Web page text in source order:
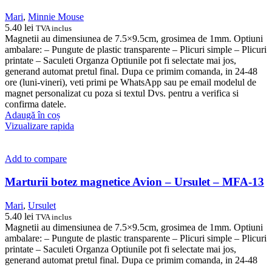
Mari, Minnie Mouse
5.40 lei TVA inclus
Magnetii au dimensiunea de 7.5×9.5cm, grosimea de 1mm. Optiuni
ambalare: – Pungute de plastic transparente – Plicuri simple – Plicuri
printate – Saculeti Organza Optiunile pot fi selectate mai jos,
generand automat pretul final. Dupa ce primim comanda, in 24-48
ore (luni-vineri), veti primi pe WhatsApp sau pe email modelul de
magnet personalizat cu poza si textul Dvs. pentru a verifica si
confirma datele.
Adaugă în coș
Vizualizare rapida
Add to compare
Marturii botez magnetice Avion – Ursulet – MFA-13
Mari, Ursulet
5.40 lei TVA inclus
Magnetii au dimensiunea de 7.5×9.5cm, grosimea de 1mm. Optiuni
ambalare: – Pungute de plastic transparente – Plicuri simple – Plicuri
printate – Saculeti Organza Optiunile pot fi selectate mai jos,
generand automat pretul final. Dupa ce primim comanda, in 24-48